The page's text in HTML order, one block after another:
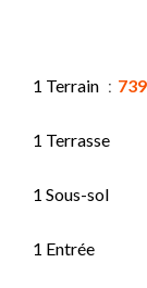
1 Terrain
1 Terrasse
1 Sous-sol
1 Entrée